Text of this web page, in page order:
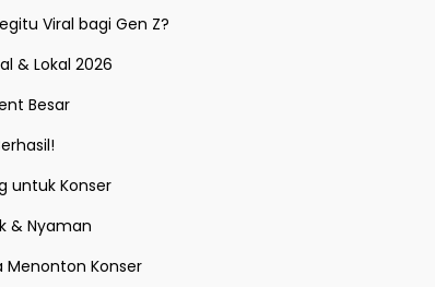
Viral bagi Gen Z?
& Lokal 2026
Besar
untuk Konser
& Nyaman
Menonton Konser